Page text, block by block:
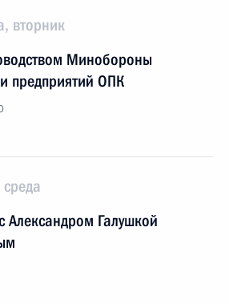
вторник
Минобороны
предприятий ОПК
Александром Галушкой